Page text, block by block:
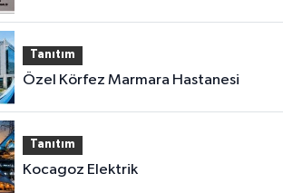
Tanıtım
Özel Körfez Marmara Hastanesi
Tanıtım
Kocagoz Elektrik